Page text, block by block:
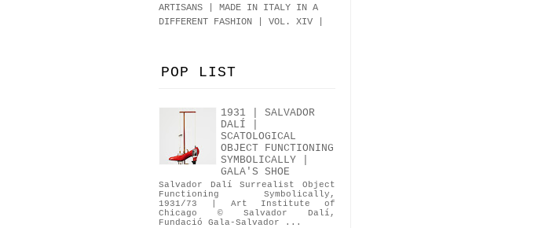
ARTISANS | MADE IN ITALY IN A
DIFFERENT FASHION | VOL. XIV |
POP LIST
1931 | SALVADOR
DALÍ |
SCATOLOGICAL
OBJECT FUNCTIONING
SYMBOLICALLY |
GALA'S SHOE
Salvador Dalí Surrealist Object
Functioning Symbolically,
1931/73 | Art Institute of
Chicago © Salvador Dalí,
Fundació Gala-Salvador ...